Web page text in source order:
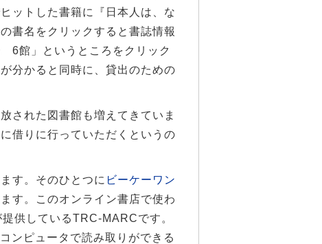
ットした書籍に『日本人は、な
書名をクリックすると書誌情報
6館」というところをクリック
分かると同時に、貸出のための
された図書館も増えてきていま
借りに行っていただくというの
す。そのひとつに ビーケーワン
す。このオンライン書店で使わ
供しているTRC-MARCです。
ンピュータで読み取りができる